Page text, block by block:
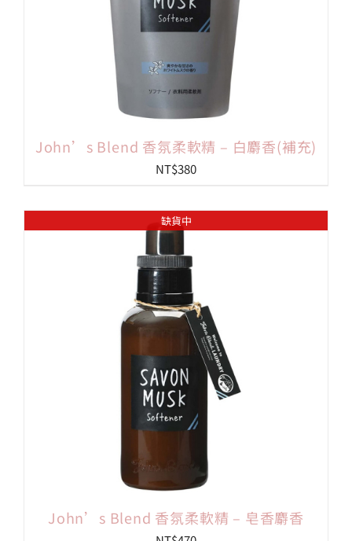
John’s Blend 香氛柔軟精 – 白麝香(補充)
NT$380
缺貨中
John’s Blend 香氛柔軟精 – 皂香麝香